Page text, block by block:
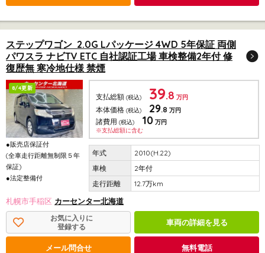
ステップワゴン 2.0G Lパッケージ 4WD 5年保証 両側
パワスラ ナビTV ETC 自社認証工場 車検整備2年付 修
復歴無 寒冷地仕様 禁煙
8/4更新
●販売店保証付
(全車走行距離無制限５年
保証)
●法定整備付
支払総額 (税込) 39.8 万円
本体価格 (税込) 29.8 万円
諸費用 (税込) 10 万円
※支払総額に含む
2010(H.22)
2年付
12.7万km
札幌市手稲区 カーセンター北海道
お気に入りに
登録する
車両の詳細を見る
メール問合せ 無料電話